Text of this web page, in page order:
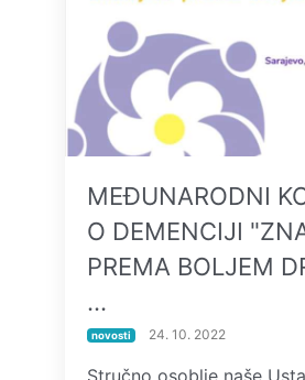
MEĐUNARODNI
O DEMENCIJI
PREMA BOLJEM
…
novosti 24. 10. 2022
Stručno osoblje naše